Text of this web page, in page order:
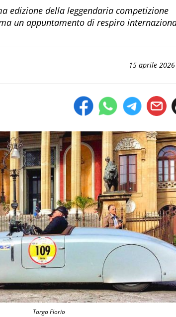
edizione della leggendaria competizione
un appuntamento di respiro
15 aprile 2026
Targa Florio